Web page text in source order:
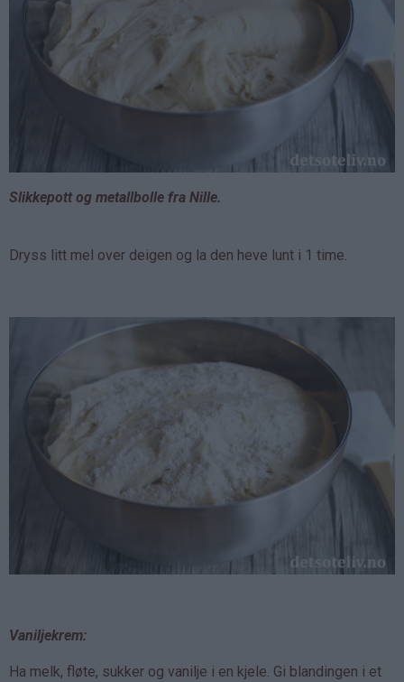
Slikkepott og metallbolle fra Nille.
Dryss litt mel over deigen og la den heve lunt i 1 time.
Vaniljekrem:
Ha melk, fløte, sukker og vanilje i en kjele. Gi blandingen i et